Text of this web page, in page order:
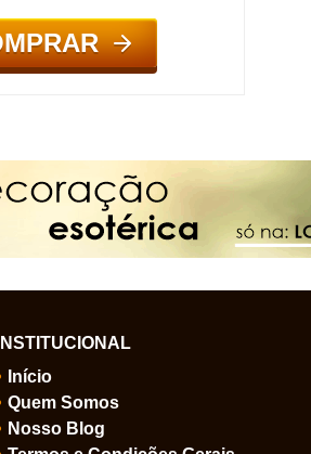
INSTITUCIONAL
Início
Quem Somos
Nosso Blog